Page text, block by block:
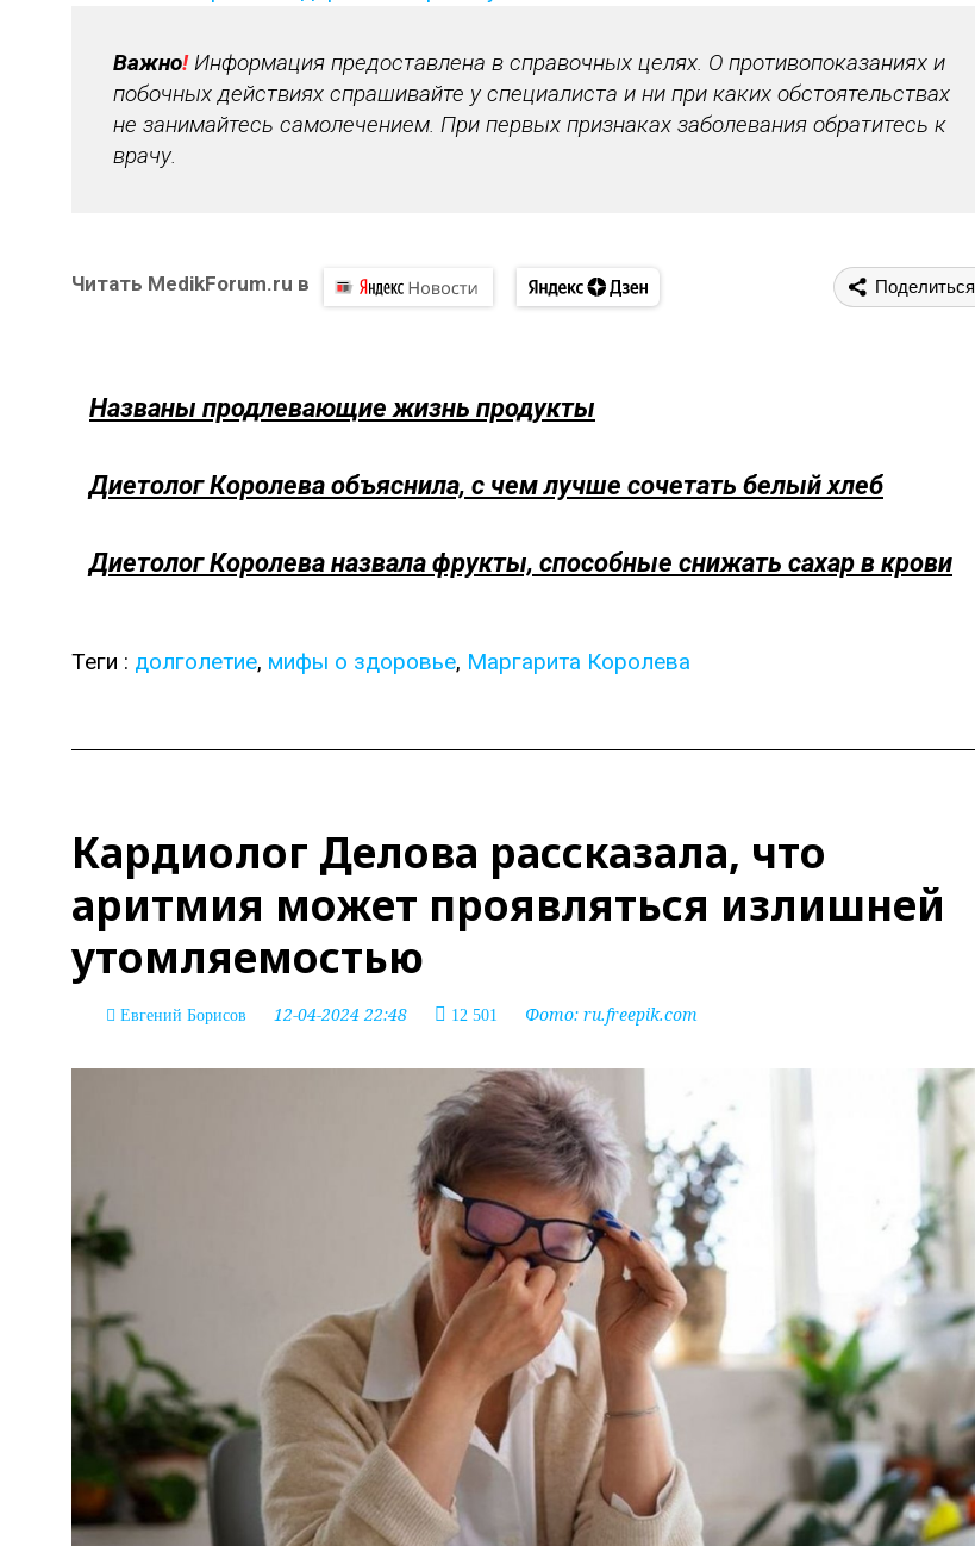
Важно!Информация предоставлена в справочных целях. О противопоказаниях и
побочных действиях спрашивайте у специалиста и ни при каких обстоятельствах
не занимайтесь самолечением. При первых признаках заболевания обратитесь к
врачу.
Читать MedikForum.ru в Поделиться
Названы продлевающие жизнь продукты
Диетолог Королева объяснила, с чем лучше сочетать белый хлеб
Диетолог Королева назвала фрукты, способные снижать сахар в крови
Теги : долголетие, мифы о здоровье, Маргарита Королева
Кардиолог Делова рассказала, что
аритмия может проявляться излишней
утомляемостью
Евгений Борисов 12-04-2024 22:48 12 501 Фото: ru.freepik.com